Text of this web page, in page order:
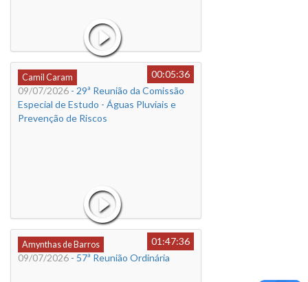
Camil Caram
00:05:36
09/07/2026 - 29ª Reunião da Comissão
Especial de Estudo - Águas Pluviais e
Prevenção de Riscos
Amynthas de Barros
01:47:36
09/07/2026 - 57ª Reunião Ordinária